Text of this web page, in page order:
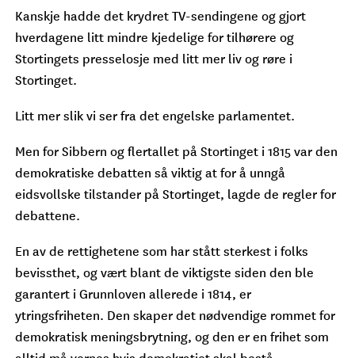
Kanskje hadde det krydret TV-sendingene og gjort
hverdagene litt mindre kjedelige for tilhørere og
Stortingets presselosje med litt mer liv og røre i
Stortinget.
Litt mer slik vi ser fra det engelske parlamentet.
Men for Sibbern og flertallet på Stortinget i 1815 var den
demokratiske debatten så viktig at for å unngå
eidsvollske tilstander på Stortinget, lagde de regler for
debattene.
En av de rettighetene som har stått sterkest i folks
bevissthet, og vært blant de viktigste siden den ble
garantert i Grunnloven allerede i 1814, er
ytringsfriheten. Den skaper det nødvendige rommet for
demokratisk meningsbrytning, og den er en frihet som